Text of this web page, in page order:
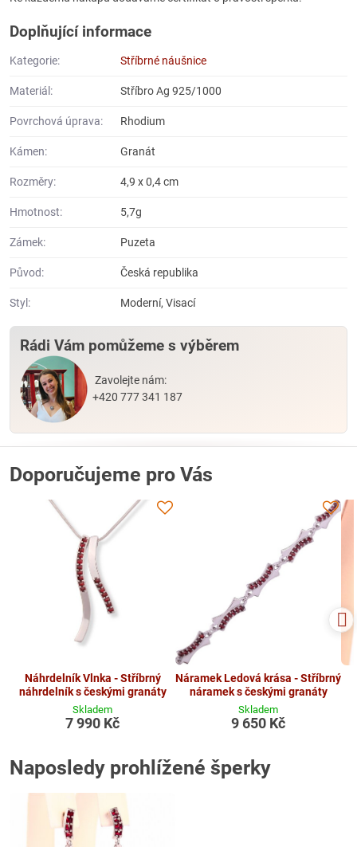
Doplňující informace
Kategorie: Stříbrné náušnice
Materiál: Stříbro Ag 925/1000
Povrchová úprava: Rhodium
Kámen: Granát
Rozměry: 4,9 x 0,4 cm
Hmotnost: 5,7g
Zámek: Puzeta
Původ: Česká republika
Styl: Moderní, Visací
Rádi Vám pomůžeme s výběrem
Zavolejte nám:
+420 777 341 187
Doporučujeme pro Vás
Náhrdelník Vlnka - Stříbrný
náhrdelník s českými granáty
Skladem
7 990 Kč
Náramek Ledová krása - Stříbrný
náramek s českými granáty
Skladem
9 650 Kč
Naposledy prohlížené šperky